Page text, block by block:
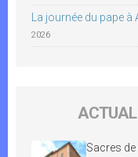
La journée du pape à
2026
Sacres de